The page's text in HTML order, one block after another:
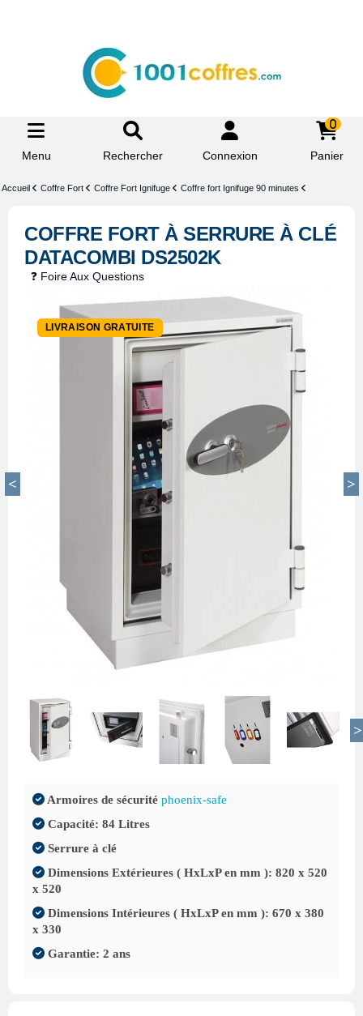
Menu Rechercher Connexion
0
Panier
Accueil Coffre Fort Coffre Fort Ignifuge Coffre fort Ignifuge 90 minutes
COFFRE FORT À SERRURE À CLÉ
DATACOMBI DS2502K
❓ Foire Aux Questions
-36%
LIVRAISON GRATUITE
Armoires de sécurité phoenix-safe
Capacité: 84 Litres
Serrure à clé
Dimensions Extérieures ( HxLxP en mm ): 820 x 520
x 520
Dimensions Intérieures ( HxLxP en mm ): 670 x 380
x 330
Garantie: 2 ans